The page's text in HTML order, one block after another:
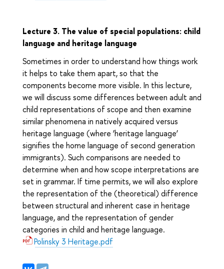
Lecture 3. The value of special populations: child
language and heritage language
Sometimes in order to understand how things work
it helps to take them apart, so that the
components become more visible. In this lecture,
we will discuss some differences between adult and
child representations of scope and then examine
similar phenomena in natively acquired versus
heritage language (where ‘heritage language’
signifies the home language of second generation
immigrants). Such comparisons are needed to
determine when and how scope interpretations are
set in grammar. If time permits, we will also explore
the representation of the (theoretical) difference
between structural and inherent case in heritage
language, and the representation of gender
categories in child and heritage language.
Polinsky 3 Heritage.pdf